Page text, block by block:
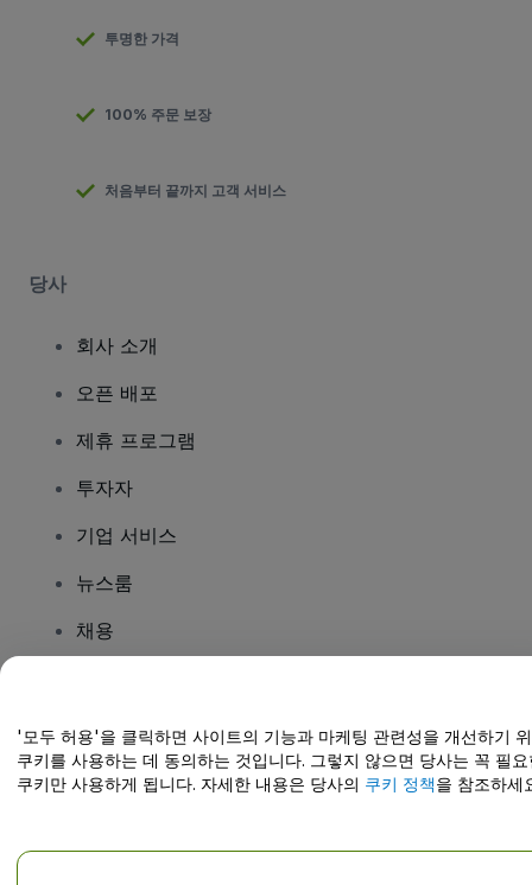
투명한 가격
100% 주문 보장
처음부터 끝까지 고객 서비스
당사
회사 소개
오픈 배포
제휴 프로그램
투자자
기업 서비스
뉴스룸
채용
도움말 센터 / 문의하기
'모두 허용'을 클릭하면 사이트의 기능과 마케팅 관련성을 개선하기
쿠키를 사용하는 데 동의하는 것입니다. 그렇지 않으면 당사는 꼭 필요
쿠키만 사용하게 됩니다. 자세한 내용은 당사의 쿠키 정책을 참조하세